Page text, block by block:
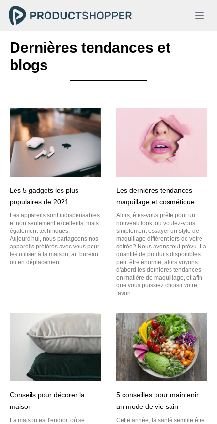
Dernières tendances et
blogs
Les 5 gadgets les plus
populaires de 2021
Les appareils sont indispensables
et non seulement excellents, mais
également techniques.
Aujourd'hui, nous partageons nos
appareils préférés avec vous pour
les utiliser à la maison, au bureau
ou en déplacement.
Les dernières tendances
maquillage et cosmétique
Alors, êtes-vous prête pour un
nouveau look, ou voulez-vous
simplement essayer un style de
maquillage différent lors de votre
soirée? Nous avons tout prévu. La
quantité de produits disponibles
peut être énorme, alors voyons
d'abord les dernières tendances
en matière de maquillage, et afin
que vous puissiez choisir votre
favori.
Conseils pour décorer la
maison
La maison est l'endroit où se
5 conseilles pour maintenir
un mode de vie sain
Cette année, la santé semble être